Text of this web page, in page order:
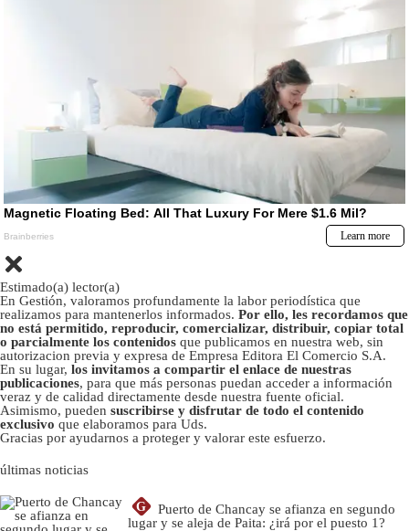
Estimado(a) lector(a)
En Gestión, valoramos profundamente la labor periodística que
realizamos para mantenerlos informados. Por ello, les recordamos que
no está permitido, reproducir, comercializar, distribuir, copiar total
o parcialmente los contenidos que publicamos en nuestra web, sin
autorizacion previa y expresa de Empresa Editora El Comercio S.A.
En su lugar, los invitamos a compartir el enlace de nuestras
publicaciones, para que más personas puedan acceder a información
veraz y de calidad directamente desde nuestra fuente oficial.
Asimismo, pueden suscribirse y disfrutar de todo el contenido
exclusivo que elaboramos para Uds.
Gracias por ayudarnos a proteger y valorar este esfuerzo.
últimas noticias
G
Puerto de Chancay se afianza en segundo
lugar y se aleja de Paita: ¿irá por el puesto 1?